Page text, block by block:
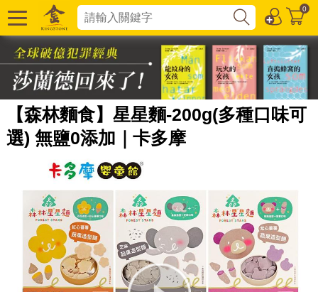
0
【森林麵食】星星麵-200g(多種口味可
選) 無鹽0添加｜卡多摩